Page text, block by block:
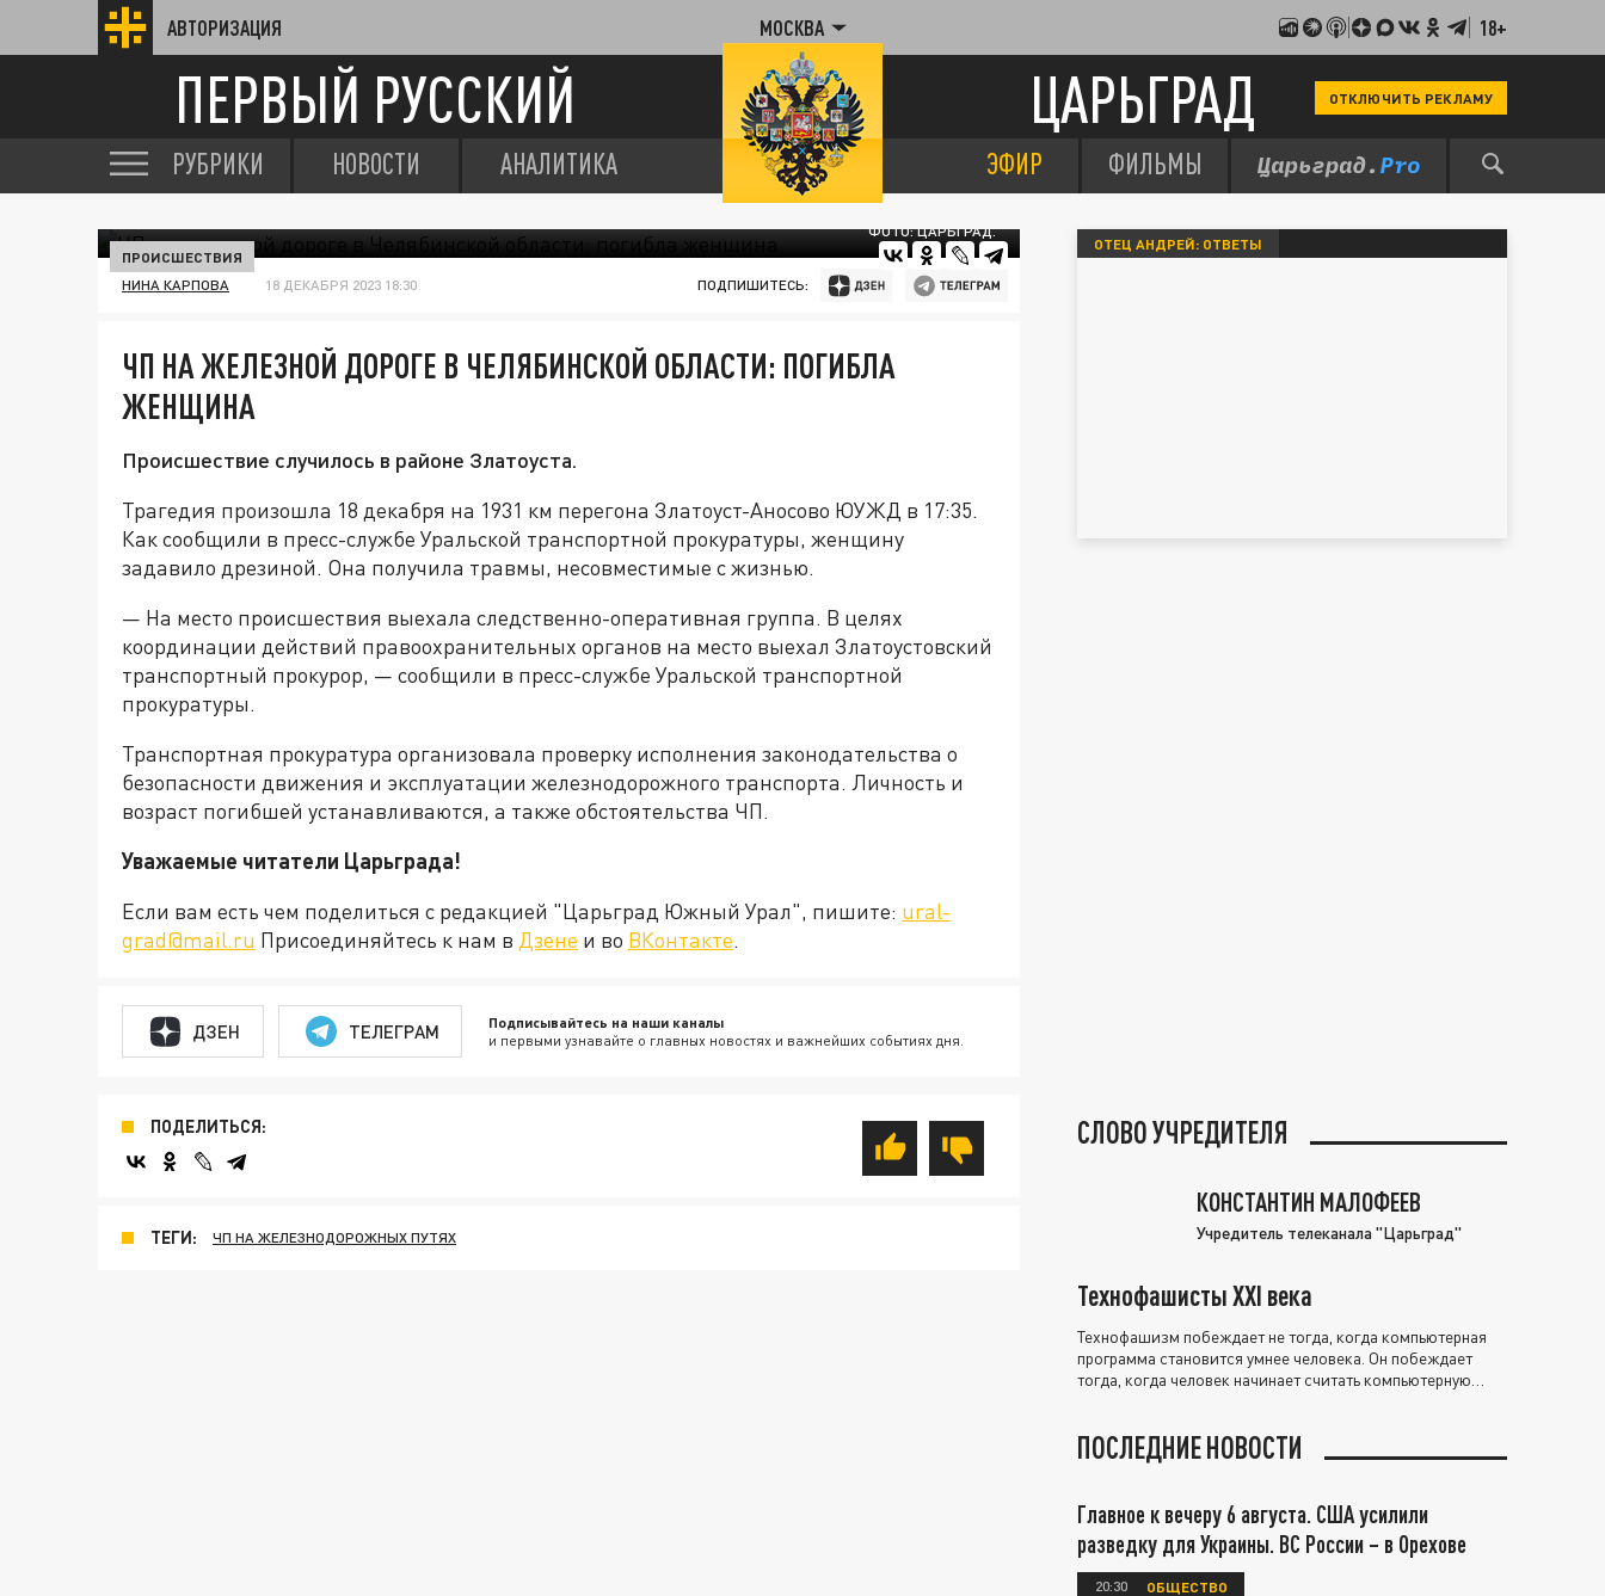
АВТОРИЗАЦИЯ МОСКВА 18+
ПЕРВЫЙ РУССКИЙ ЦАРЬГРАД ОТКЛЮЧИТЬ РЕКЛАМУ
РУБРИКИ НОВОСТИ АНАЛИТИКА ЭФИР ФИЛЬМЫ
ФОТО: ЦАРЬГРАД.
ПРОИСШЕСТВИЯ
НИНА КАРПОВА 18 ДЕКАБРЯ 2023 18:30 ПОДПИШИТЕСЬ:
ЧП НА ЖЕЛЕЗНОЙ ДОРОГЕ В ЧЕЛЯБИНСКОЙ ОБЛАСТИ: ПОГИБЛА
ЖЕНЩИНА
Происшествие случилось в районе Златоуста.
Трагедия произошла 18 декабря на 1931 км перегона Златоуст-Аносово ЮУЖД в 17:35.
Как сообщили в пресс-службе Уральской транспортной прокуратуры, женщину
задавило дрезиной. Она получила травмы, несовместимые с жизнью.
— На место происшествия выехала следственно-оперативная группа. В целях
координации действий правоохранительных органов на место выехал Златоустовский
транспортный прокурор, — сообщили в пресс-службе Уральской транспортной
прокуратуры.
Транспортная прокуратура организовала проверку исполнения законодательства о
безопасности движения и эксплуатации железнодорожного транспорта. Личность и
возраст погибшей устанавливаются, а также обстоятельства ЧП.
Уважаемые читатели Царьграда!
Если вам есть чем поделиться с редакцией "Царьград Южный Урал", пишите: ural-
grad@mail.ru Присоединяйтесь к нам в Дзене и во ВКонтакте.
ДЗЕН ТЕЛЕГРАМ Подписывайтесь на наши каналы
и первыми узнавайте о главных новостях и важнейших событиях дня.
ПОДЕЛИТЬСЯ:
ТЕГИ: ЧП НА ЖЕЛЕЗНОДОРОЖНЫХ ПУТЯХ
ОТЕЦ АНДРЕЙ: ОТВЕТЫ
СЛОВО УЧРЕДИТЕЛЯ
КОНСТАНТИН МАЛОФЕЕВ
Учредитель телеканала "Царьград"
Технофашисты XXI века
Технофашизм побеждает не тогда, когда компьютерная
программа становится умнее человека. Он побеждает
тогда, когда человек начинает считать компьютерную
ПОСЛЕДНИЕ НОВОСТИ
Главное к вечеру 6 августа. США усилили
разведку для Украины. ВС России – в Орехове
20:30 ОБЩЕСТВО